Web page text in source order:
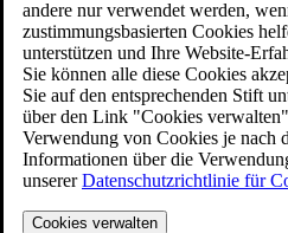
andere nur verwendet werden,
zustimmungsbasierten Cookies
unterstützen und Ihre Website-
Sie können alle diese Cookies
Sie auf den entsprechenden Stift
über den Link "Cookies
Verwendung von Cookies je nach
Informationen über die
unsererDatenschutzrichtlinie für
Cookies verwalten